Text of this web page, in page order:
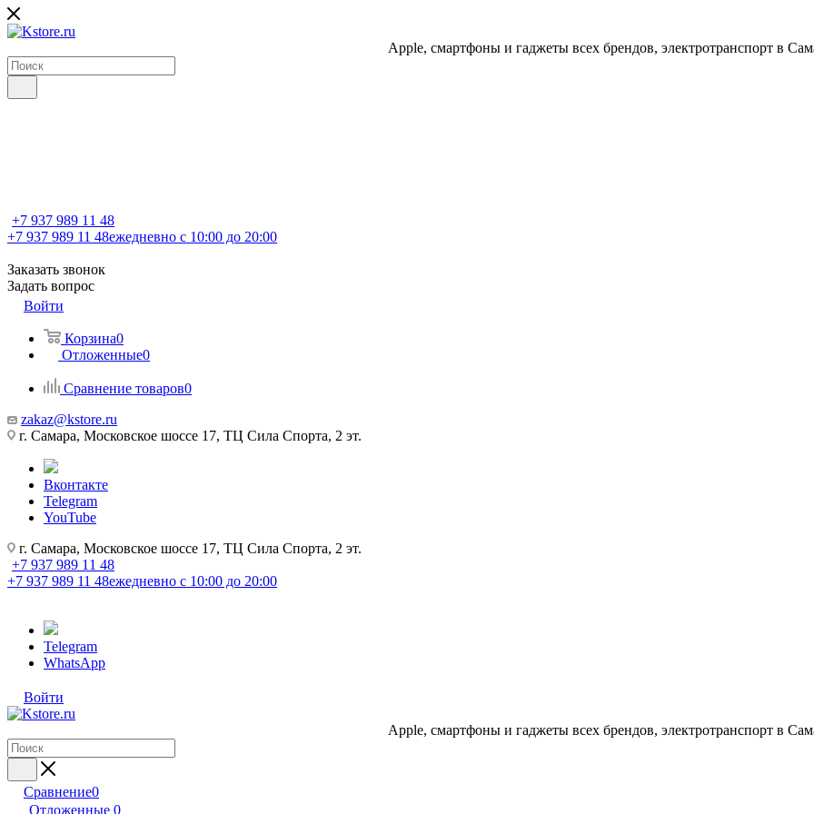
Apple, cмартфоны и гаджеты всех брендов, электротранспорт в
+7 937 989 11 48
+7 937 989 11 48ежедневно с 10:00 до 20:00
Заказать звонок
Задать вопрос
Войти
Корзина0
Отложенные0
Сравнение товаров0
zakaz@kstore.ru
г. Самара, Московское шоссе 17, ТЦ Сила Спорта, 2 эт.
Вконтакте
Telegram
YouTube
г. Самара, Московское шоссе 17, ТЦ Сила Спорта, 2 эт.
+7 937 989 11 48
+7 937 989 11 48ежедневно с 10:00 до 20:00
Telegram
WhatsApp
Войти
Apple, cмартфоны и гаджеты всех брендов, электротранспорт в
Сравнение0
Отложенные 0